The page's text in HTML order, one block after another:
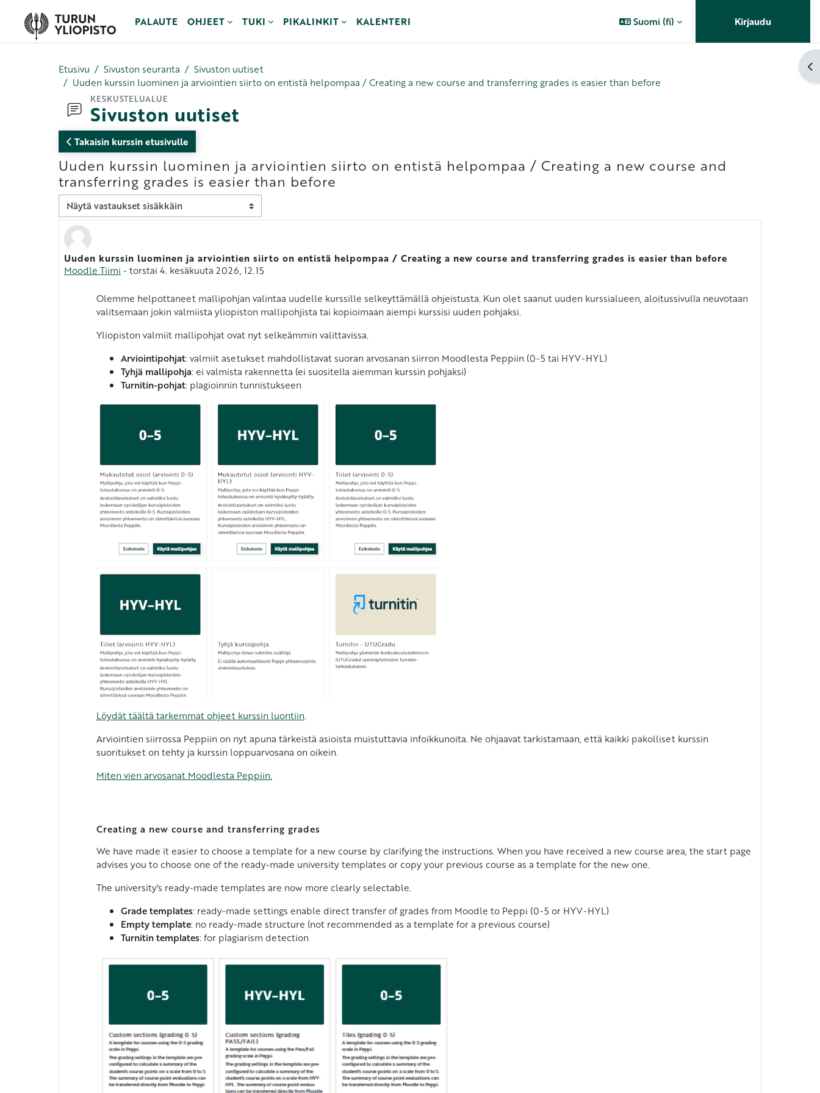
PALAUTE
OHJEET TUKI PIKALINKIT KALENTERI Suomi ‎(fi)‎ Kirjaudu
Etusivu Sivuston seuranta
Sivuston uutiset
Uuden kurssin luominen ja arviointien siirto on entistä helpompaa / Creating a new course and transferring grades is easier than before
KESKUSTELUALUE
Sivuston uutiset
Takaisin kurssin etusivulle
Uuden kurssin luominen ja arviointien siirto on entistä helpompaa / Creating a new course and
transferring grades is easier than before
Näytön tila
Uuden kurssin luominen ja arviointien siirto on entistä helpompaa / Creating a new course and transferring grades is easier than before
Moodle Tiimi - torstai 4. kesäkuuta 2026, 12.15
Vastausten määrä: 0
Olemme helpottaneet mallipohjan valintaa uudelle kurssille selkeyttämällä ohjeistusta. Kun olet saanut uuden kurssialueen, aloitussivulla neuvotaan
valitsemaan jokin valmiista yliopiston mallipohjista tai kopioimaan aiempi kurssisi uuden pohjaksi.
Yliopiston valmiit mallipohjat ovat nyt selkeämmin valittavissa.
Arviointipohjat: valmiit asetukset mahdollistavat suoran arvosanan siirron Moodlesta Peppiin (0-5 tai HYV-HYL)
Tyhjä mallipohja: ei valmista rakennetta (ei suositella aiemman kurssin pohjaksi)
Turnitin-pohjat: plagioinnin tunnistukseen
Löydät täältä tarkemmat ohjeet kurssin luontiin.
Arviointien siirrossa Peppiin on nyt apuna tärkeistä asioista muistuttavia infoikkunoita. Ne ohjaavat tarkistamaan, että kaikki pakolliset kurssin
suoritukset on tehty ja kurssin loppuarvosana on oikein.
Miten vien arvosanat Moodlesta Peppiin.
Creating a new course and transferring grades
We have made it easier to choose a template for a new course by clarifying the instructions. When you have received a new course area, the start page
advises you to choose one of the ready-made university templates or copy your previous course as a template for the new one.
The university's ready-made templates are now more clearly selectable.
Grade templates: ready-made settings enable direct transfer of grades from Moodle to Peppi (0-5 or HYV-HYL)
Empty template: no ready-made structure (not recommended as a template for a previous course)
Turnitin templates: for plagiarism detection